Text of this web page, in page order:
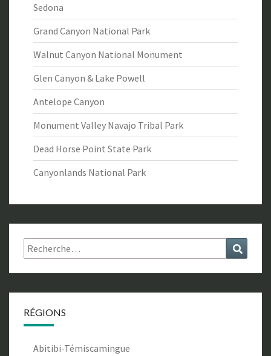
Sedona
Grand Canyon National Park
Walnut Canyon National Monument
Glen Canyon & Lake Powell
Antelope Canyon
Monument Valley Navajo Tribal Park
Dead Horse Point State Park
Canyonlands National Park
Rechercher :
RÉGIONS
Abitibi-Témiscamingue